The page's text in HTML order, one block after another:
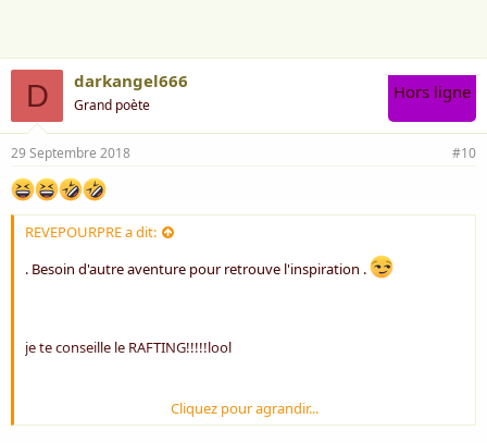
D darkangel666
Grand poète
Hors ligne
29 Septembre 2018 #10
REVEPOURPRE a dit:
. Besoin d'autre aventure pour retrouve l'inspiration .
je te conseille le RAFTING!!!!!lool
AMITIES
Cliquez pour agrandir...